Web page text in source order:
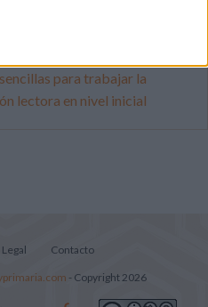
para trabajar la
lectora en nivel inicial
Contacto
- Copyright 2026